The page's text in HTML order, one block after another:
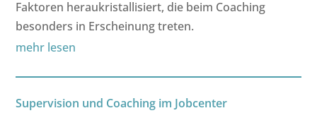
Faktoren heraukristallisiert, die beim Coaching
besonders in Erscheinung treten.
mehr lesen
Supervision und Coaching im Jobcenter